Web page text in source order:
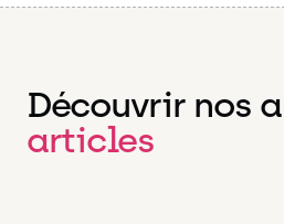
Découvrir nos
articles